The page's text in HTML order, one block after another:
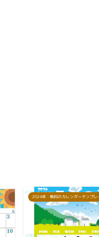
2024年・無料のカレンダーテンプレ